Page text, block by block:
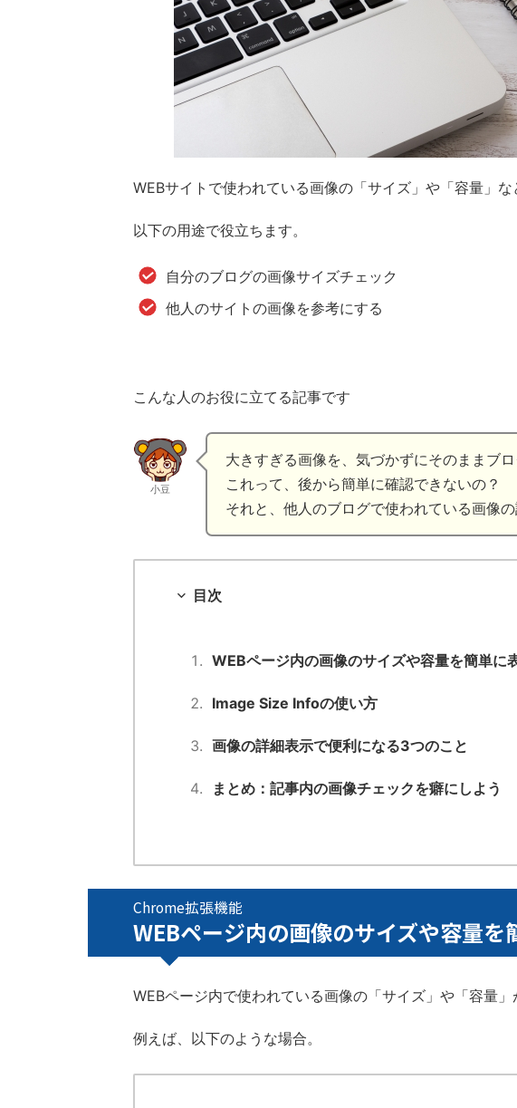
WEBサイトで使われている画像の「サイズ」や「容量」な
以下の用途で役立ちます。
自分のブログの画像サイズチェック
他人のサイトの画像を参考にする
こんな人のお役に立てる記事です
小豆
大きすぎる画像を、気づかずにそのままブ
これって、後から簡単に確認できないの？
それと、他人のブログで使われている画像の
目次
WEBページ内の画像のサイズや容量を簡単に
Image Size Infoの使い方
画像の詳細表示で便利になる3つのこと
まとめ：記事内の画像チェックを癖にしよう
Chrome拡張機能
WEBページ内の画像のサイズや容量を
WEBページ内で使われている画像の「サイズ」や「容量
例えば、以下のような場合。